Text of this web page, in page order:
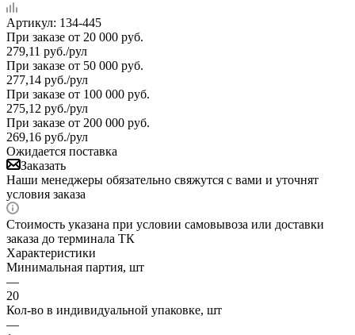
Артикул: 134-445
При заказе от 20 000 руб.
279,11 руб./рул
При заказе от 50 000 руб.
277,14 руб./рул
При заказе от 100 000 руб.
275,12 руб./рул
При заказе от 200 000 руб.
269,16 руб./рул
Ожидается поставка
Заказать
Наши менеджеры обязательно свяжутся с вами и уточнят
условия заказа
Стоимость указана при условии самовывоза или доставки
заказа до терминала ТК
Характеристики
Минимальная партия, шт
—
20
Кол-во в индивидуальной упаковке, шт
—